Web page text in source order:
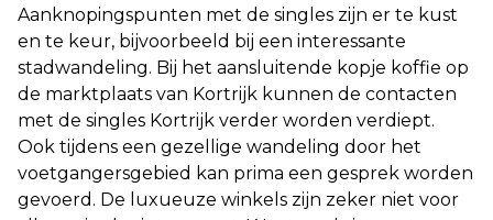
Aanknopingspunten met de singles zijn er te kust
en te keur, bijvoorbeeld bij een interessante
stadwandeling. Bij het aansluitende kopje koffie op
de marktplaats van Kortrijk kunnen de contacten
met de singles Kortrijk verder worden verdiept.
Ook tijdens een gezellige wandeling door het
voetgangersgebied kan prima een gesprek worden
gevoerd. De luxueuze winkels zijn zeker niet voor